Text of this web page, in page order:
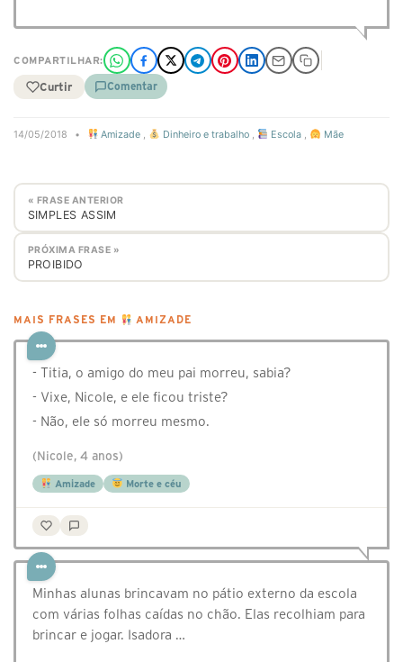
COMPARTILHAR:
Curtir Comentar
14/05/2018 • Amizade , Dinheiro e trabalho, Escola , Mãe
« FRASE ANTERIOR
SIMPLES ASSIM
PRÓXIMA FRASE »
PROIBIDO
MAIS FRASES EM AMIZADE
- Titia, o amigo do meu pai morreu, sabia?
- Vixe, Nicole, e ele ficou triste?
- Não, ele só morreu mesmo.
(Nicole, 4 anos)
Amizade Morte e céu
Minhas alunas brincavam no pátio externo da escola
com várias folhas caídas no chão. Elas recolhiam para
brincar e jogar. Isadora …